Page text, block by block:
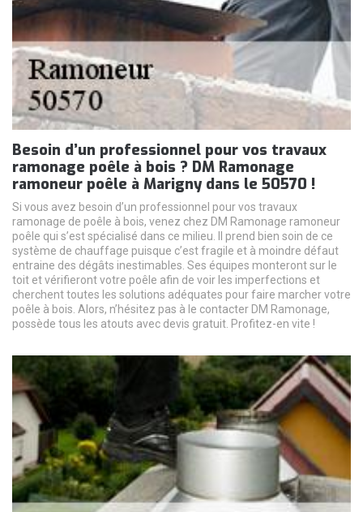
Besoin d’un professionnel pour vos travaux
ramonage poêle à bois ? DM Ramonage
ramoneur poêle à Marigny dans le 50570 !
Si vous avez besoin d’un professionnel pour vos travaux
ramonage de poêle à bois, venez chez DM Ramonage ramoneur
poêle qui s’est spécialisé dans ce milieu. Il prend bien soin de ce
système de chauffage puisque c’est fragile et à moindre défaut
entraine des dégâts inestimables. Ses équipes monteront sur le
toit et vérifieront votre poêle afin de voir les imperfections et
cherchent toutes les solutions adéquates pour faire marcher votre
poêle à bois. Alors, n’hésitez pas à le contacter DM Ramonage,
possède tous les atouts avec devis gratuit. Profitez-en vite !